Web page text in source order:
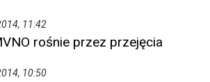
11:42
rośnie przez przejęcia
10:50